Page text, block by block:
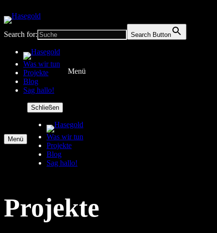
Search for: Search Button
Was wir tun
Projekte
Blog
Sag hallo!
Menü
Menü
Schließen
Was wir tun
Projekte
Blog
Sag hallo!
Projekte